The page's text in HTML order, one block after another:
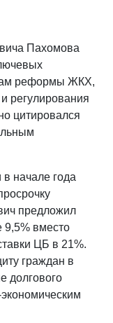
Пахомова
реформы ЖКХ,
регулирования
цитировался
начале года
предложил
9,5% вместо
ЦБ в 21%.
граждан в
долгового